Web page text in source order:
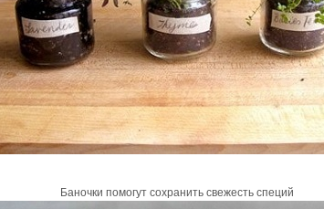
Баночки помогут сохранить свежесть специй